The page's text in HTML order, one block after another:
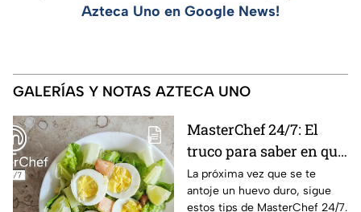
Azteca Uno en Google News!
GALERÍAS Y NOTAS AZTECA UNO
MasterChef 24/7: El
truco para saber en qué
momento está listo un
huevo cocido
La próxima vez que se te
antoje un huevo duro, sigue
estos tips de MasterChef 24/7.